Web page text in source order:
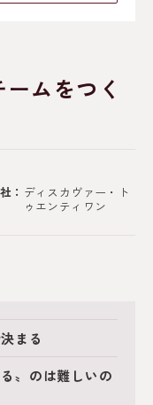
ムをつく
： ディスカヴァー・ト
ゥエンティワン
まる
〟のは難しいの